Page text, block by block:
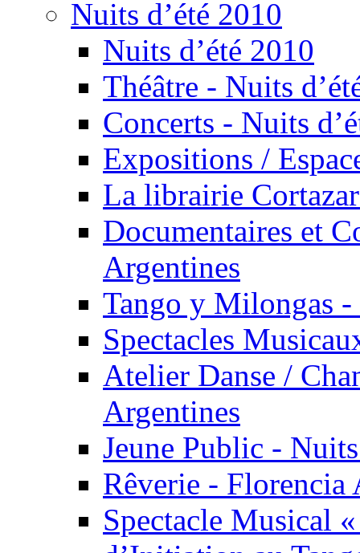
Nuits d’été 2010
Nuits d’été 2010
Théâtre - Nuits
Concerts - Nuits
Expositions /
La librairie
Documentaires et
Argentines
Tango y Milongas -
Spectacles
Atelier Danse /
Argentines
Jeune Public -
Rêverie - Florencia
Spectacle Musical